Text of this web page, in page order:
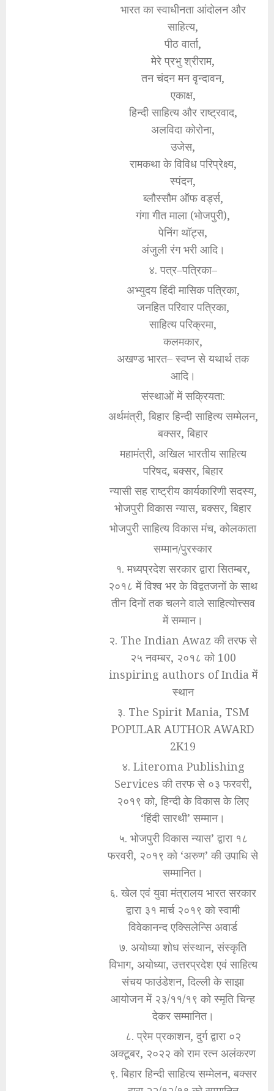
भारत का स्वाधीनता आंदोलन और
साहित्य,
पीठ वार्ता,
मेरे प्रभु श्रीराम,
तन चंदन मन वृन्दावन,
एकाक्ष,
हिन्दी साहित्य और राष्ट्रवाद,
अलविदा कोरोना,
उजेस,
रामकथा के विविध परिप्रेक्ष्य,
स्पंदन,
ब्लौस्सौम ऑफ वर्ड्स,
गंगा गीत माला (भोजपुरी),
पेनिंग थॉट्स,
अंजुली रंग भरी आदि।
४. पत्र–पत्रिका–
अभ्युदय हिंदी मासिक पत्रिका,
जनहित परिवार पत्रिका,
साहित्य परिक्रमा,
कलमकार,
अखण्ड भारत– स्वप्न से यथार्थ तक
आदि।
संस्थाओं में सक्रियता:
अर्थमंत्री, बिहार हिन्दी साहित्य सम्मेलन,
बक्सर, बिहार
महामंत्री, अखिल भारतीय साहित्य
परिषद, बक्सर, बिहार
न्यासी सह राष्ट्रीय कार्यकारिणी सदस्य,
भोजपुरी विकास न्यास, बक्सर, बिहार
भोजपुरी साहित्य विकास मंच, कोलकाता
सम्मान/पुरस्कार
१. मध्यप्रदेश सरकार द्वारा सितम्बर,
२०१८ में विश्व भर के विद्वतजनों के साथ
तीन दिनों तक चलने वाले साहित्योत्त्सव
में सम्मान।
२. The Indian Awaz की तरफ से
२५ नवम्बर, २०१८ को 100
inspiring authors of India में
स्थान
३. The Spirit Mania, TSM
POPULAR AUTHOR AWARD
2K19
४. Literoma Publishing
Services की तरफ से ०३ फरवरी,
२०१९ को, हिन्दी के विकास के लिए
‘हिंदी सारथी’ सम्मान।
५. भोजपुरी विकास न्यास’ द्वारा १८
फरवरी, २०१९ को ‘अरुण’ की उपाधि से
सम्मानित।
६. खेल एवं युवा मंत्रालय भारत सरकार
द्वारा ३१ मार्च २०१९ को स्वामी
विवेकानन्द एक्सिलेन्सि अवार्ड
७. अयोध्या शोध संस्थान, संस्कृति
विभाग, अयोध्या, उत्तरप्रदेश एवं साहित्य
संचय फाउंडेशन, दिल्ली के साझा
आयोजन में २३/११/१९ को स्मृति चिन्ह
देकर सम्मानित।
८. प्रेम प्रकाशन, दुर्ग द्वारा ०२
अक्टूबर, २०२२ को राम रत्न अलंकरण
९. बिहार हिन्दी साहित्य सम्मेलन, बक्सर